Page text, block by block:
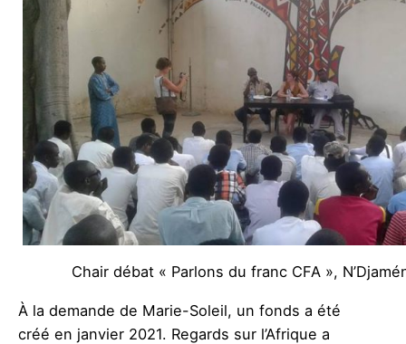
Chair débat « Parlons du franc CFA »,
À la demande de Marie-Soleil, un fonds a été
créé en janvier 2021. Regards sur l’Afrique a